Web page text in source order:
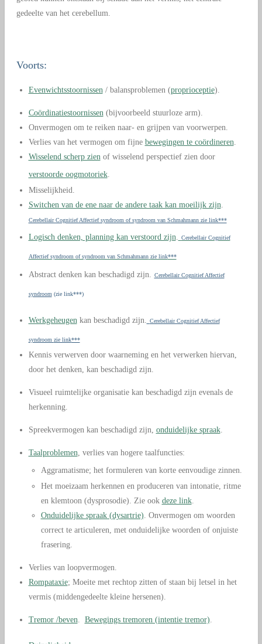
gedeelte van het cerebellum.
Voorts:
Evenwichtsstoornissen / balansproblemen (proprioceptie).
Coördinatiestoornissen (bijvoorbeeld stuurloze arm).
Onvermogen om te reiken naar- en grijpen van voorwerpen.
Verlies van het vermogen om fijne bewegingen te coördineren
Wisselend scherp zien of wisselend perspectief zien door
verstoorde oogmotoriek.
Misselijkheid.
Switchen van de ene naar de andere taak kan moeilijk zijn
Cerebellair Cognitief Affectief syndroom of syndroom van Schmahmann zie link***
Logisch denken, planning kan verstoord zijn Cerebellair Cognitief
Affectief syndroom of syndroom van Schmahmann zie link***
Abstract denken kan beschadigd zijn. Cerebellair Cognitief Affectief
syndroom (zie link***)
Werkgeheugen kan beschadigd zijn. Cerebellair Cognitief Affectief
syndroom zie link***
Kennis verwerven door waarneming en het verwerken hiervan,
door het denken, kan beschadigd zijn.
Visueel ruimtelijke organisatie kan beschadigd zijn evenals de
herkenning.
Spreekvermogen kan beschadigd zijn, onduidelijke spraak.
Taalproblemen , verlies van hogere taalfuncties:
Aggramatisme; het formuleren van korte eenvoudige zinnen.
Het moeizaam herkennen en produceren van intonatie, ritme
en klemtoon (dysprosodie). Zie ook deze link.
Onduidelijke spraak (dysartrie) . Onvermogen om woorden
correct te articuleren, met onduidelijke woorden of onjuiste
frasering.
Verlies van loopvermogen.
Rompataxie; Moeite met rechtop zitten of staan bij letsel in het
vermis (middengedeelte kleine hersenen).
Tremor /beven Bewegings tremoren (intentie tremor)